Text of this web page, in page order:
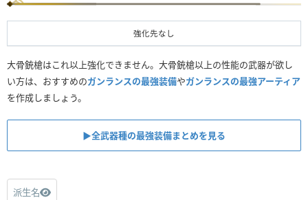
強化先なし
大骨銃槍はこれ以上強化できません。大骨銃槍以上の性能の武器が欲し
い方は、おすすめのガンランスの最強装備やガンランスの最強アーティア
を作成しましょう。
▶︎全武器種の最強装備まとめを見る
派生名